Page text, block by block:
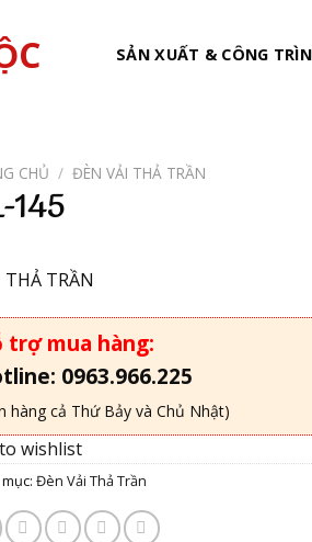
SẢN XUẤT & CÔNG
CHỦ / ĐÈN VẢI THẢ TRẦN
145
TRẦN
trợ mua hàng:
0963.966.225
hàng cả Thứ Bảy và Chủ Nhật)
wishlist
Đèn Vải Thả Trần